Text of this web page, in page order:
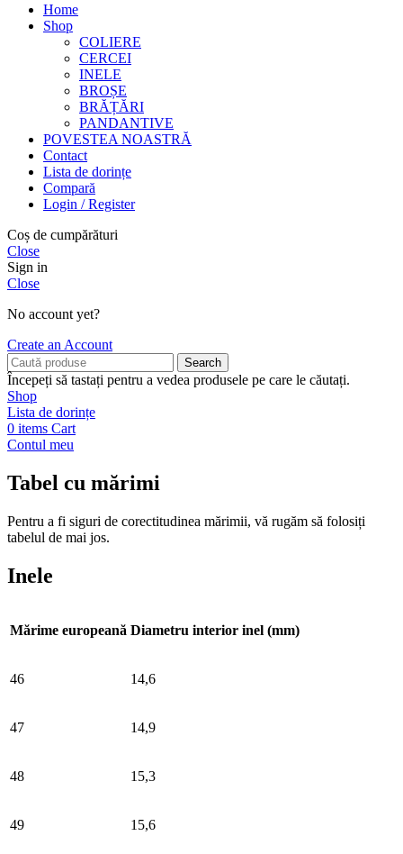
Home
Shop
COLIERE
CERCEI
INELE
BROȘE
BRĂȚĂRI
PANDANTIVE
POVESTEA NOASTRĂ
Contact
Lista de dorințe
Compară
Login / Register
Coș de cumpărături
Close
Sign in
Close
No account yet?
Create an Account
Search
Începeți să tastați pentru a vedea produsele pe care le căutați.
Shop
Lista de dorințe
0 items Cart
Contul meu
Tabel cu mărimi
Pentru a fi siguri de corectitudinea mărimii, vă rugăm să folosiți
tabelul de mai jos.
Inele
Mărime europeană Diametru interior inel (mm)
46 14,6
47 14,9
48 15,3
49 15,6